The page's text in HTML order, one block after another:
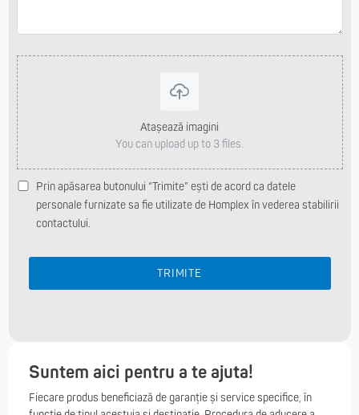
Atașează imagini
You can upload up to 3 files.
Prin apăsarea butonului “Trimite” ești de acord ca datele
personale furnizate sa fie utilizate de Homplex în vederea stabilirii
contactului.
TRIMITE
Suntem aici pentru a te ajuta!
Fiecare produs beneficiază de garanție și service specifice, în